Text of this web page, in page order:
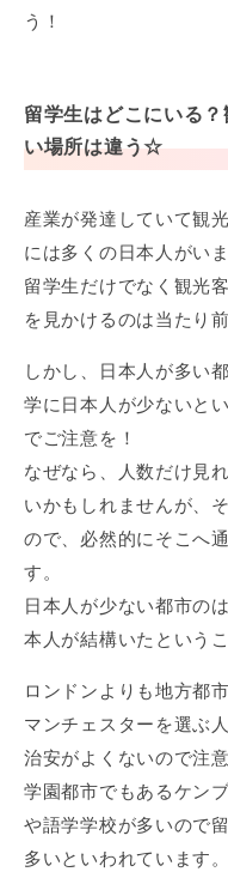
う！
留学生はどこにいる
い場所は違う☆
産業が発達していて観
には多くの日本人がいま
留学生だけでなく観光
を見かけるのは当たり
しかし、日本人が多い
学に日本人が少ないと
でご注意を！
なぜなら、人数だけ見
いかもしれませんが、
ので、必然的にそこへ
す。
日本人が少ない都市の
本人が結構いたという
ロンドンよりも地方都
マンチェスターを選ぶ
治安がよくないので注
学園都市でもあるケン
や語学学校が多いので
多いといわれています。